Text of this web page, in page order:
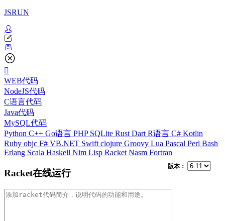
JSRUN
WEB代码
NodeJS代码
C语言代码
Java代码
MySQL代码
Python C++ Go语言 PHP SQLite Rust Dart R语言 C# Kotlin
Ruby objc F# VB.NET Swift clojure Groovy Lua Pascal Perl Bash
Erlang Scala Haskell Nim Lisp Racket Nasm Fortran
Racket在线运行
版本：